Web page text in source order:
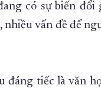
có sự biến đổi
nhiều vấn đề để
đáng tiếc là văn